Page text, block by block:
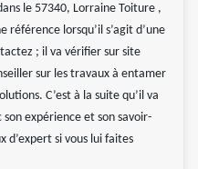
le 57340, Lorraine Toiture ,
lorsqu’il s’agit d’une
; il va vérifier sur site
sur les travaux à entamer
C’est à la suite qu’il va
expérience et son savoir-
d’expert si vous lui faites